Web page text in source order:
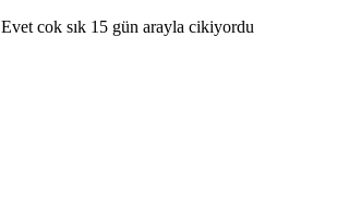
Evet cok sık 15 gün arayla cikiyordu